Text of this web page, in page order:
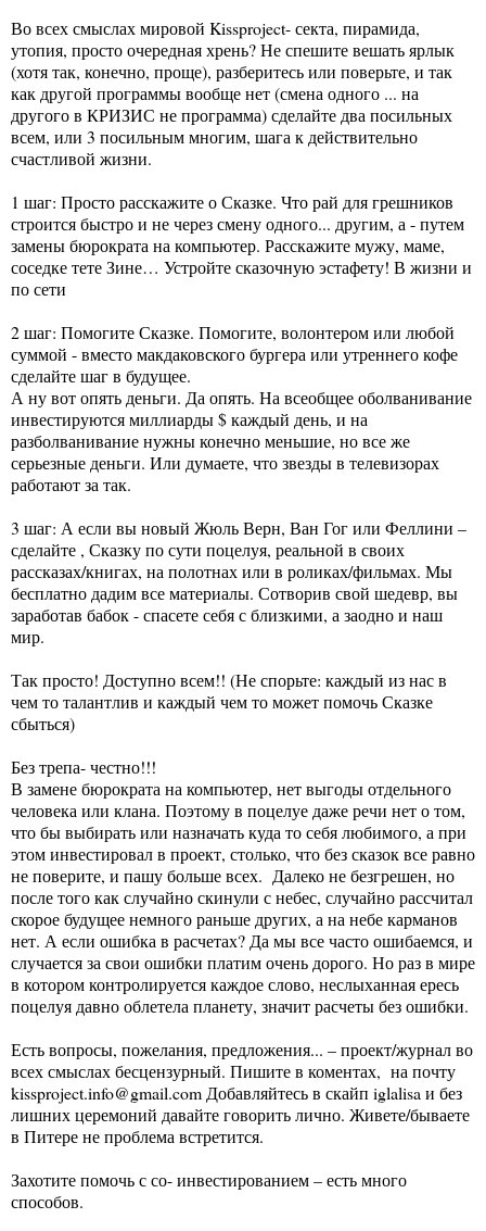
Во всех смыслах мировой Kissproject- секта, пирамида,
утопия, просто очередная хрень? Не спешите вешать ярлык
(хотя так, конечно, проще), разберитесь или поверьте, и так
как другой программы вообще нет (смена одного ... на
другого в КРИЗИС не программа) сделайте два посильных
всем, или 3 посильным многим, шага к действительно
счастливой жизни.
1 шаг: Просто расскажите о Сказке. Что рай для грешников
строится быстро и не через смену одного... другим, а - путем
замены бюрократа на компьютер. Расскажите мужу, маме,
соседке тете Зине… Устройте сказочную эстафету! В жизни и
по сети
2 шаг: Помогите Сказке. Помогите, волонтером или любой
суммой - вместо макдаковского бургера или утреннего кофе
сделайте шаг в будущее.
А ну вот опять деньги. Да опять. На всеобщее оболванивание
инвестируются миллиарды $ каждый день, и на
разболванивание нужны конечно меньшие, но все же
серьезные деньги. Или думаете, что звезды в телевизорах
работают за так.
3 шаг: А если вы новый Жюль Верн, Ван Гог или Феллини –
сделайте , Сказку по сути поцелуя, реальной в своих
рассказах/книгах, на полотнах или в роликах/фильмах. Мы
бесплатно дадим все материалы. Сотворив свой шедевр, вы
заработав бабок - спасете себя с близкими, а заодно и наш
мир.
Так просто! Доступно всем!! (Не спорьте: каждый из нас в
чем то талантлив и каждый чем то может помочь Сказке
сбыться)
Без трепа- честно!!!
В замене бюрократа на компьютер, нет выгоды отдельного
человека или клана. Поэтому в поцелуе даже речи нет о том,
что бы выбирать или назначать куда то себя любимого, а при
этом инвестировал в проект, столько, что без сказок все равно
не поверите, и пашу больше всех. Далеко не безгрешен, но
после того как случайно скинули с небес, случайно рассчитал
скорое будущее немного раньше других, а на небе карманов
нет. А если ошибка в расчетах? Да мы все часто ошибаемся, и
случается за свои ошибки платим очень дорого. Но раз в мире
в котором контролируется каждое слово, неслыханная ересь
поцелуя давно облетела планету, значит расчеты без ошибки.
Есть вопросы, пожелания, предложения... – проект/журнал во
всех смыслах бесцензурный. Пишите в коментах, на почту
kissproject.info@gmail.com Добавляйтесь в скайп iglalisa и без
лишних церемоний давайте говорить лично. Живете/бываете
в Питере не проблема встретится.
Захотите помочь с со- инвестированием – есть много
способов.